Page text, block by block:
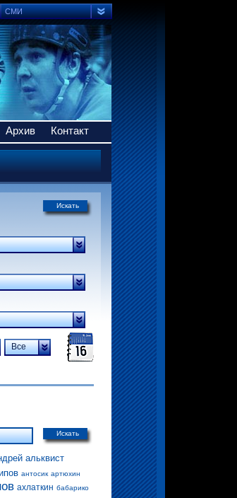
СМИ
Архив Контакт
Искать
Все
Искать
альквист
антосик артюхин
ахлаткин бабарико